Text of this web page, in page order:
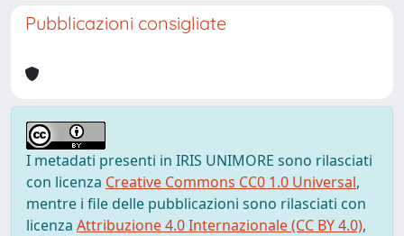
Pubblicazioni consigliate
I metadati presenti in IRIS UNIMORE sono rilasciati
con licenza Creative Commons CC0 1.0 Universal,
mentre i file delle pubblicazioni sono rilasciati con
licenza Attribuzione 4.0 Internazionale (CC BY 4.0),